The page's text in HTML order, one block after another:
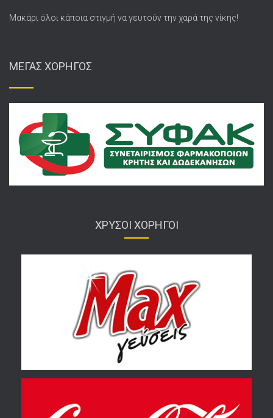
Μακάρι όλοι κάποια στιγμή να γευτούν την χαρά της νίκης!
ΜΕΓΑΣ ΧΟΡΗΓΟΣ
ΧΡΥΣΟΙ ΧΟΡΗΓΟΙ